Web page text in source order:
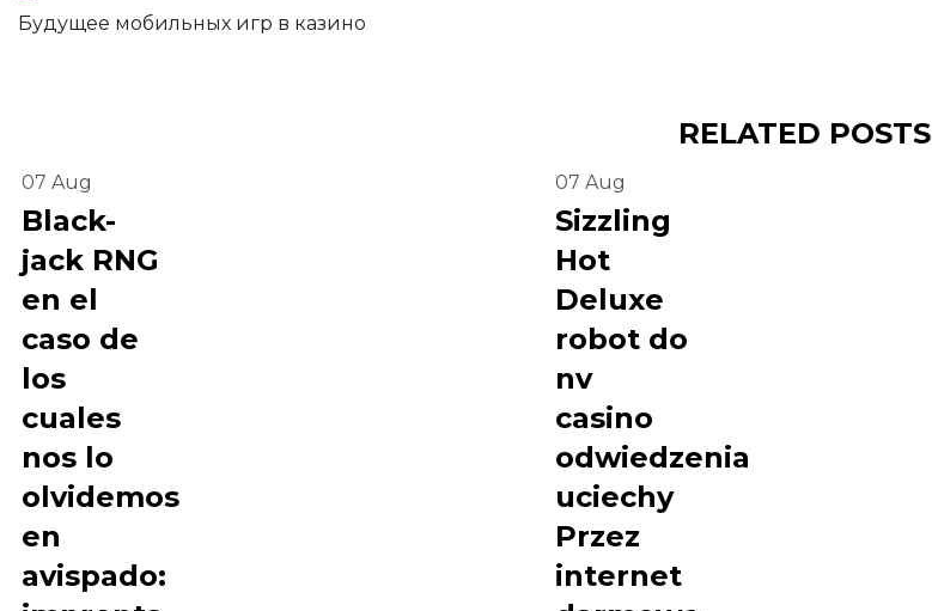
Будущее мобильных игр в казино
RELATED POSTS
07 Aug
Black-
jack RNG
en el
caso de
los
cuales
nos lo
olvidemos
en
avispado:
07 Aug
Sizzling
Hot
Deluxe
robot do
nv
casino
odwiedzenia
uciechy
Przez
internet